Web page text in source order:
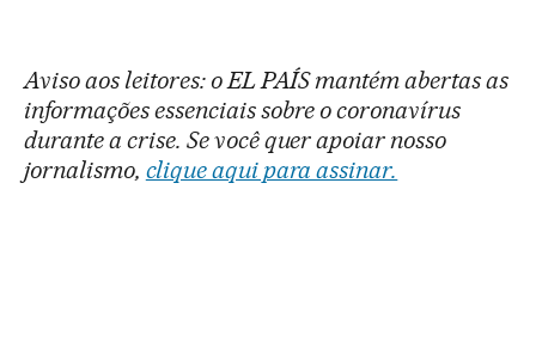
Aviso aos leitores: o EL PAÍS mantém abertas as
informações essenciais sobre o coronavírus
durante a crise. Se você quer apoiar nosso
jornalismo, clique aqui para assinar.